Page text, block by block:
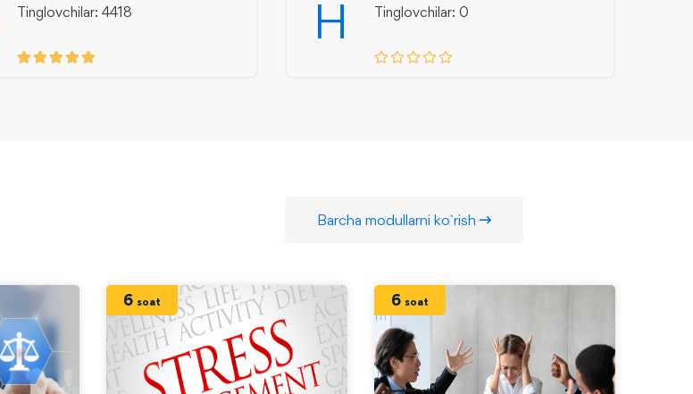
Tinglovchilar: 4418 H Tinglovchilar: 0
Barcha modullarni ko`rish
6 soat 6 soat